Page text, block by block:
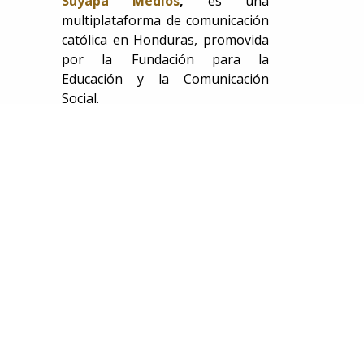
multiplataforma de comunicación
católica en Honduras, promovida
por la Fundación para la
Educación y la Comunicación
Social.